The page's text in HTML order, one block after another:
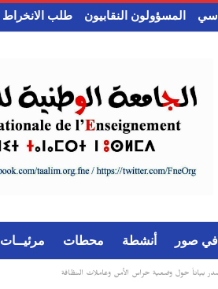
المسؤولون النقابيون طلب الانخراط
في صور أنشطة محطات مرئيــات